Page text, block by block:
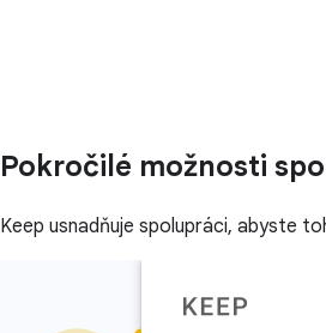
Pokročilé možnosti
Keep usnadňuje spolupráci, abyste